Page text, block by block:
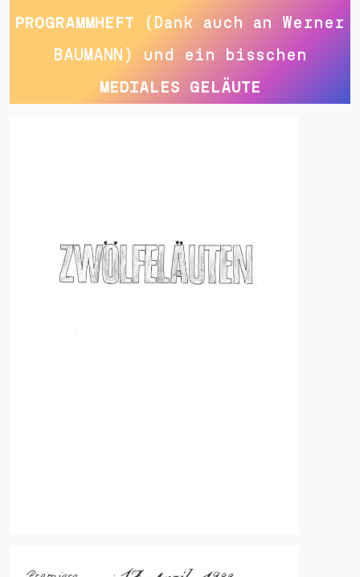
PROGRAMMHEFT (Dank auch an Werner
BAUMANN) und ein bisschen
MEDIALES GELÄUTE